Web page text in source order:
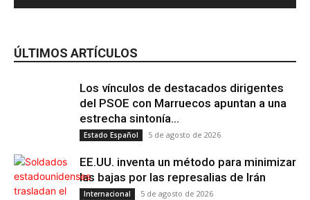
ÚLTIMOS ARTÍCULOS
Los vínculos de destacados dirigentes
del PSOE con Marruecos apuntan a una
estrecha sintonía...
Estado Español 5 de agosto de 2026
EE.UU. inventa un método para minimizar
las bajas por las represalias de Irán
Internacional 5 de agosto de 2026